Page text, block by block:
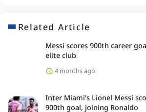
Related Article
Messi scores 900th career
elite club
4 months ago
Inter Miami's Lionel Messi
900th goal, joining Ronaldo